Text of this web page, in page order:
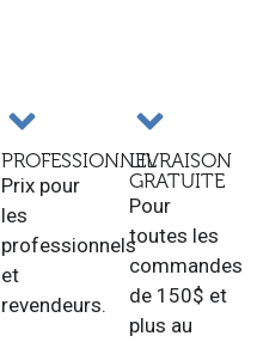
PROFESSIONNEL
Prix pour
les
professionnels
et
revendeurs.
LIVRAISON
GRATUITE
Pour
toutes les
commandes
de 150$ et
plus au